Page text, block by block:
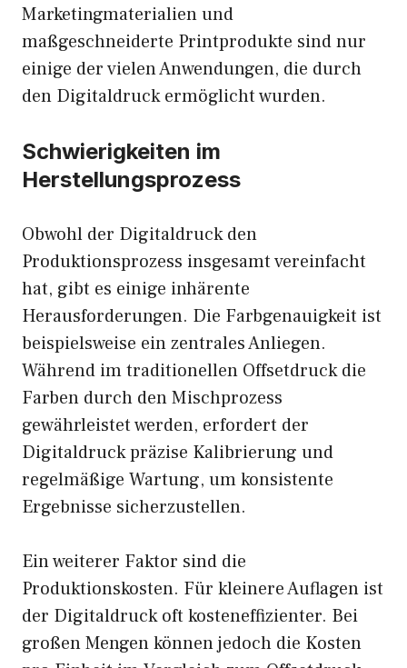
Marketingmaterialien und
maßgeschneiderte Printprodukte sind nur
einige der vielen Anwendungen, die durch
den Digitaldruck ermöglicht wurden.
Schwierigkeiten im
Herstellungsprozess
Obwohl der Digitaldruck den
Produktionsprozess insgesamt vereinfacht
hat, gibt es einige inhärente
Herausforderungen. Die Farbgenauigkeit ist
beispielsweise ein zentrales Anliegen.
Während im traditionellen Offsetdruck die
Farben durch den Mischprozess
gewährleistet werden, erfordert der
Digitaldruck präzise Kalibrierung und
regelmäßige Wartung, um konsistente
Ergebnisse sicherzustellen.
Ein weiterer Faktor sind die
Produktionskosten. Für kleinere Auflagen ist
der Digitaldruck oft kosteneffizienter. Bei
großen Mengen können jedoch die Kosten